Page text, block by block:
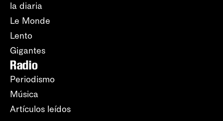
la diaria
Le Monde
Lento
Gigantes
Radio
Periodismo
Música
Artículos leídos